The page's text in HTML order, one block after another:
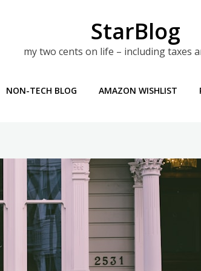
StarBlog
my two cents on life – including taxes
NON-TECH BLOG AMAZON WISHLIST